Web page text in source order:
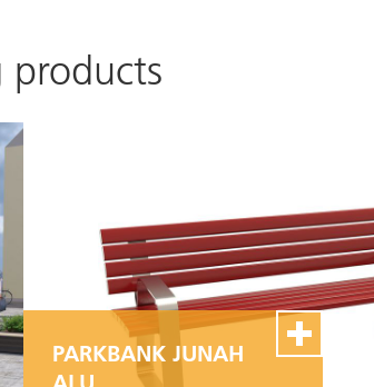
products
PARKBANK JUNAH